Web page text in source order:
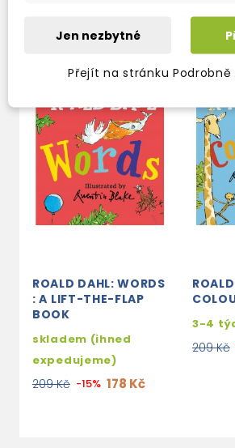
ROALD DAHL: WORDS
: A LIFT-THE-FLAP
BOOK
skladem (ihned
expedujeme)
209 Kč -15% 178 Kč
3-4
209 Kč
Jen nezbytné
Přejít na stránku Podrobně